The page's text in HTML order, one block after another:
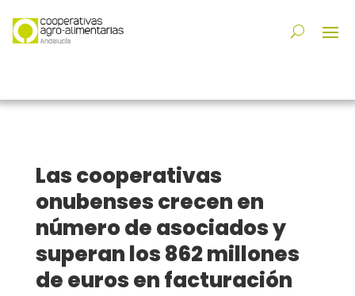
Las cooperativas
onubenses crecen en
número de asociados y
superan los 862 millones
de euros en facturación